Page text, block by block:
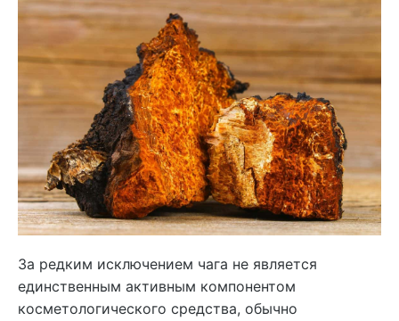
За редким исключением чага не является
единственным активным компонентом
косметологического средства, обычно